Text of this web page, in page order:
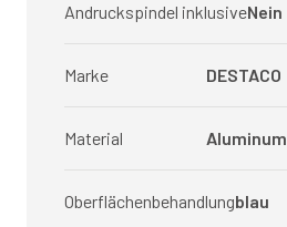
Andruckspindel inklusiveNein
Marke DESTACO
Material Aluminum
Oberflächenbehandlungblau